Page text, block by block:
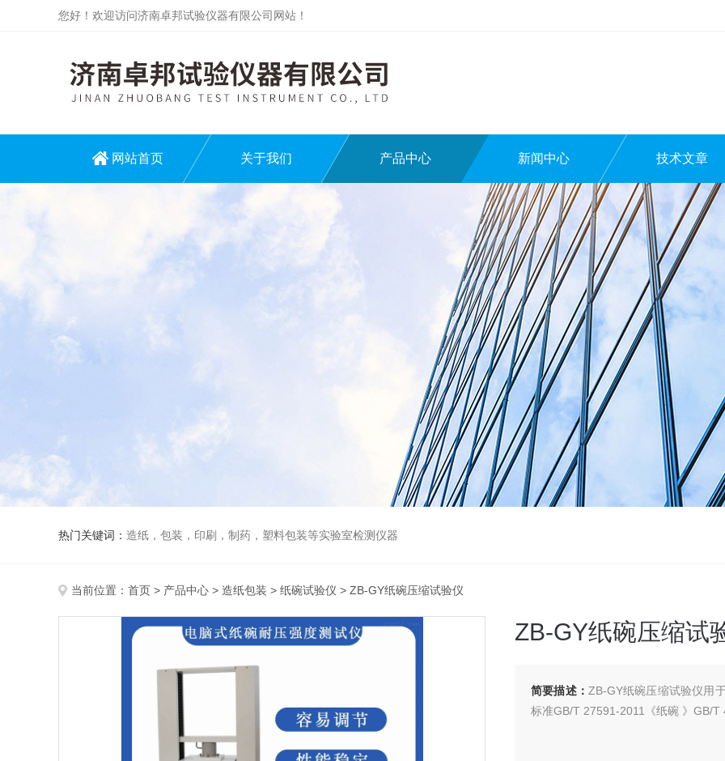
您好！欢迎访问济南卓邦试验仪器有限公司网站！
网站首页 关于我们 产品中心 新闻中心 技术文章
热门关键词： 造纸，包装，印刷，制药，塑料包装等实验室检测仪器
当前位置： 首页 > 产品中心 > 造纸包装 > 纸碗试验仪 > ZB-GY纸碗压缩试验仪
ZB-GY纸碗压缩试
简要描述： ZB-GY纸碗压缩试验仪用
标准GB/T 27591-2011《纸碗 》GB/